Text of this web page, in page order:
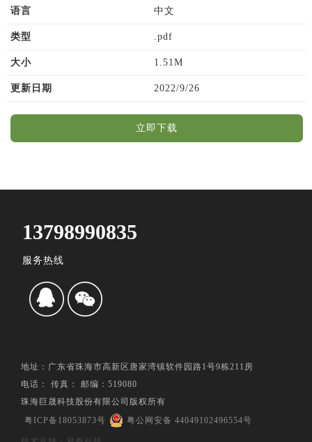
语言 中文
类型 .pdf
大小 1.51M
更新日期 2022/9/26
立即下载
13798990835
服务热线
地址：广东省珠海市高新区唐家湾镇软件园路1号9栋211房
电话： 传真： 邮编：519080
珠海巨晟科技股份有限公司版权所有
粤ICP备18053873号
粤公网安备 44049102496554号